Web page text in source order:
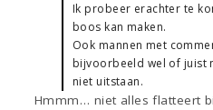
Ik probeer erachter te
boos kan maken.
Ook mannen met
bijvoorbeeld wel of juist
niet uitstaan.
Hmmm… niet alles flatteert